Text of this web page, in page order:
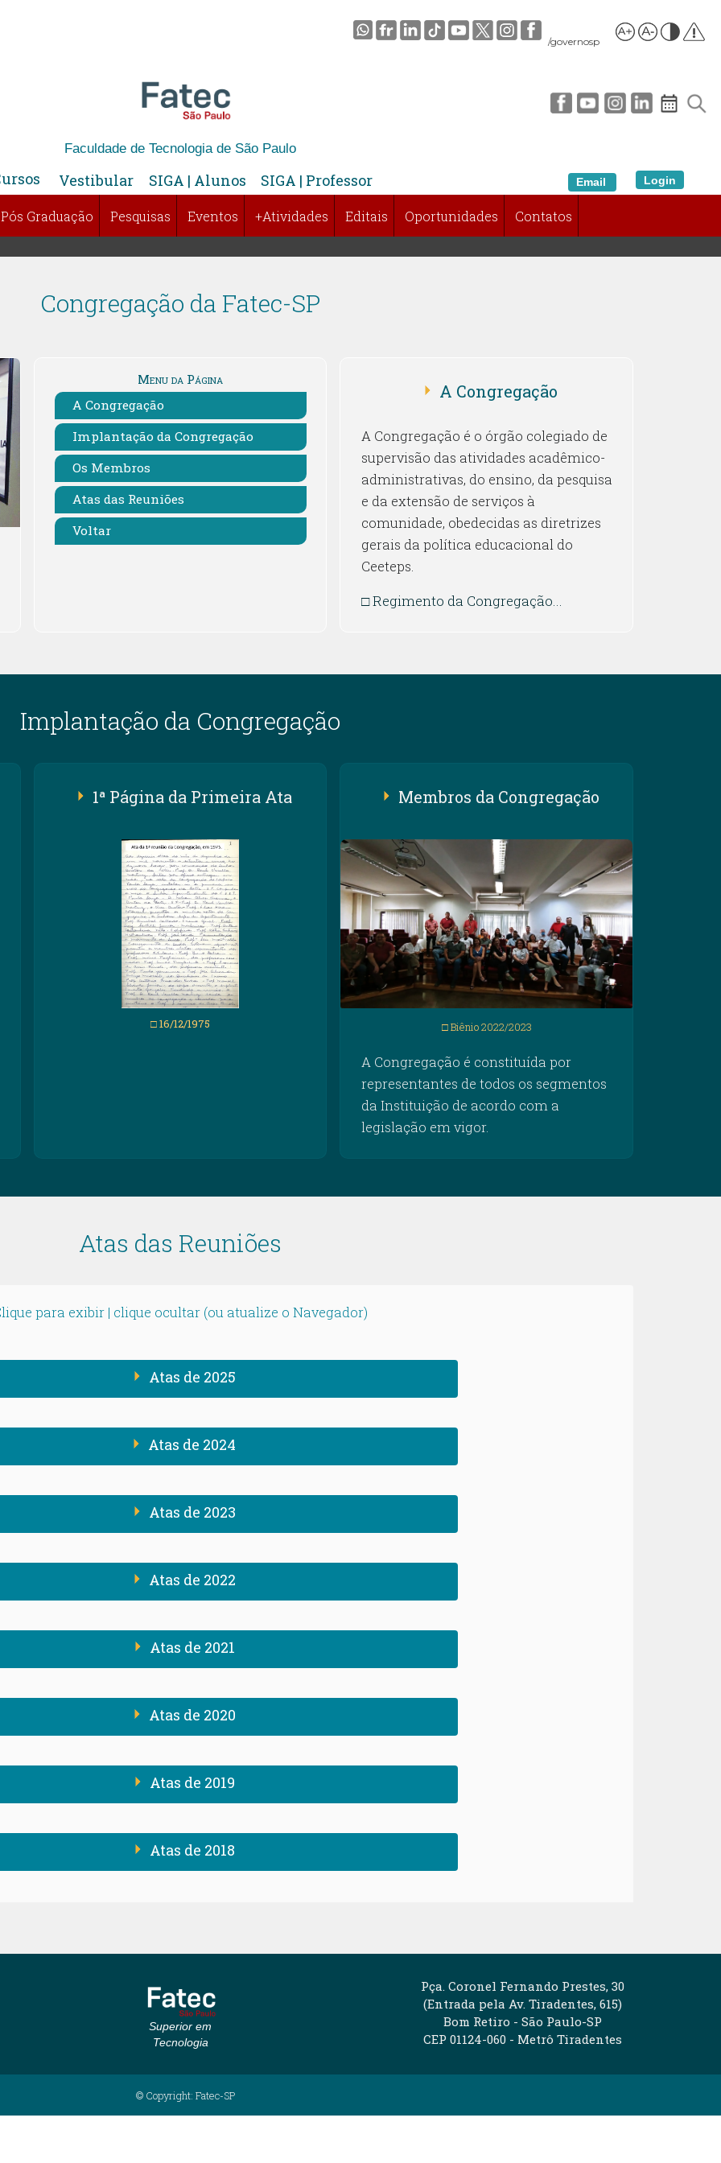
/governosp
Email
Faculdade de Tecnologia de São Paulo
Vestibular SIGA | Alunos SIGA | Professor
Pós Graduação Pesquisas Eventos +Atividades Editais Oportunidades Contatos
Login
Congregação da Fatec-SP
Menu da Página
A Congregação
Implantação da Congregação
Os Membros
Atas das Reuniões
Voltar
A Congregação
A Congregação é o órgão colegiado de
supervisão das atividades acadêmico-
administrativas, do ensino, da pesquisa
e da extensão de serviços à
comunidade, obedecidas as diretrizes
gerais da política educacional do
Ceeteps.
□Regimento da Congregação...
Implantação da Congregação
1ª Página da Primeira Ata
□ 16/12/1975
Membros da Congregação
□ Biênio 2022/2023
A Congregação é constituída por
representantes de todos os segmentos
da Instituição de acordo com a
legislação em vigor.
Atas das Reuniões
para exibir | clique ocultar (ou atualize o Navegador)
Atas de 2025
Atas de 2024
Atas de 2023
Atas de 2022
Atas de 2021
Atas de 2020
Atas de 2019
Atas de 2018
Superior em
Tecnologia
Pça. Coronel Fernando Prestes, 30
(Entrada pela Av. Tiradentes, 615)
Bom Retiro - São Paulo-SP
CEP 01124-060 - Metrô Tiradentes
© Copyright: Fatec-SP